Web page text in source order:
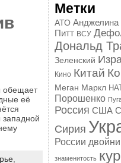
обещает
её
,
Метки
АТО
Питт ВСУ
Дональд
Зеленский
Кино Китай
Меган Маркл
Порошенко
Россия США
Сирия
России
знаменитость